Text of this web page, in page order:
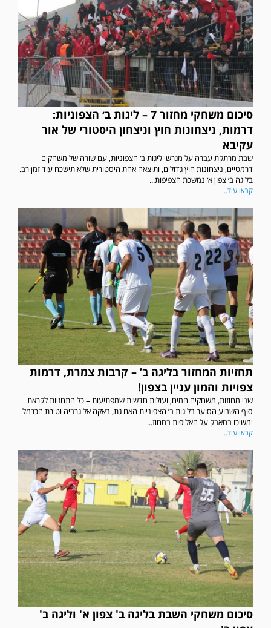
סיכום משחקי מחזור 7 – ליגות ב׳ הצפוניות:
דרמות, ניצחונות חוץ וניצחון היסטורי של אור
עקיבא
שבת מרתקת עברה על מגרשי ליגות ב׳ הצפוניות, עם שורה של משחקים
דרמטיים, ניצחונות חוץ גדולים, ותוצאה אחת היסטורית שלא תישכח עוד זמן רב.
בליגה ב׳ צפון א׳ נמשכת הצפיפות...
קראו עוד...
תחזיות המחזור בליגה ב’ – קרבות צמרת, דרמות
צפויות והמון עניין בצפון!
שני מחוזות, משחקים חמים, ועולות חדשות שמפתיעות – כל התחזיות לקראת
סוף השבוע הסוער בליגות ב’ הצפוניות האם גת, באקה אל גרביה וטירת הכרמל
ימשיכו במאבק על האליפות במחוז...
קראו עוד...
סיכום משחקי השבת בליגה ב' צפון א' וליגה ב'